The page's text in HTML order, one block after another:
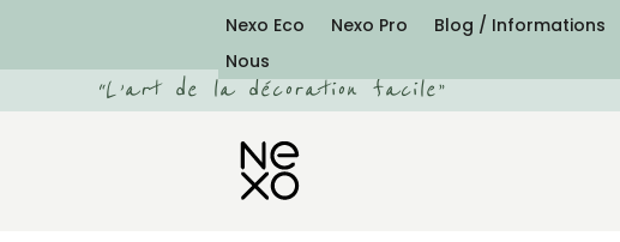
Nexo Eco Nexo Pro Blog / Informations
Nous
“L’art de la décoration facile”